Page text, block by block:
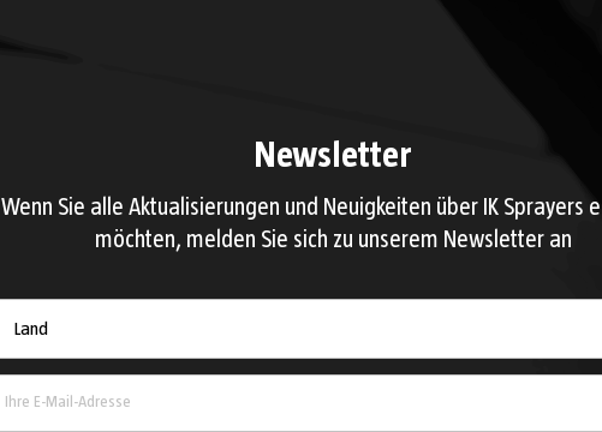
Newsletter
Wenn Sie alle Aktualisierungen und Neuigkeiten über IK Sprayers
möchten, melden Sie sich zu unserem Newsletter an
Land